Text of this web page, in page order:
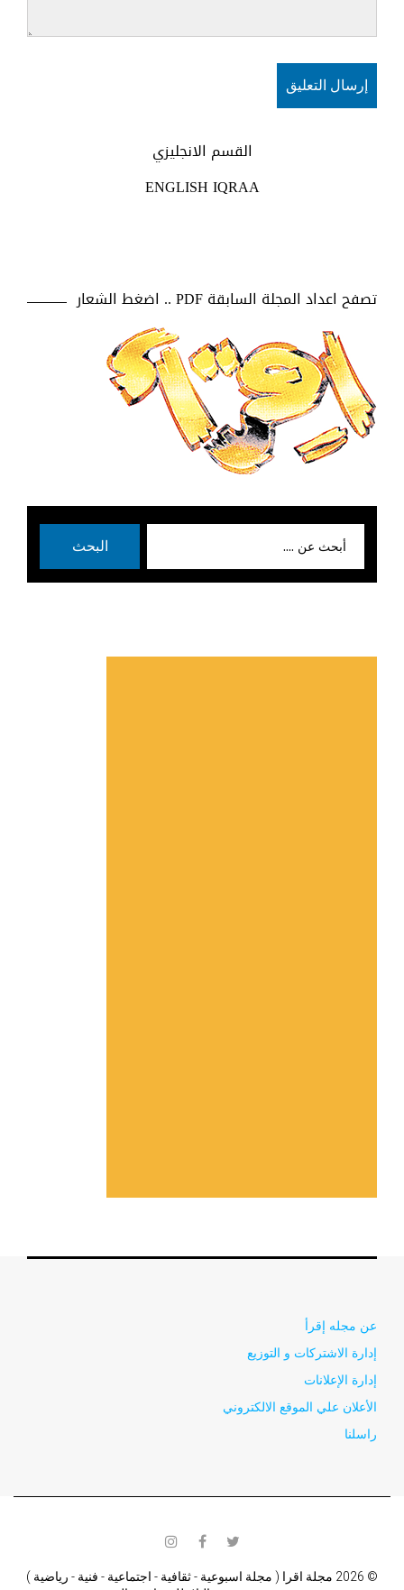
القسم الانجليزي
ENGLISH IQRAA
تصفح اعداد المجلة السابقة PDF .. اضغط الشعار
البحث
عن مجله إقرأ
إدارة الاشتركات و التوزيع
إدارة الإعلانات
الأعلان علي الموقع الالكتروني
راسلنا
© 2026 مجلة اقرا ( مجلة اسبوعية - ثقافية - اجتماعية - فنية - رياضية )